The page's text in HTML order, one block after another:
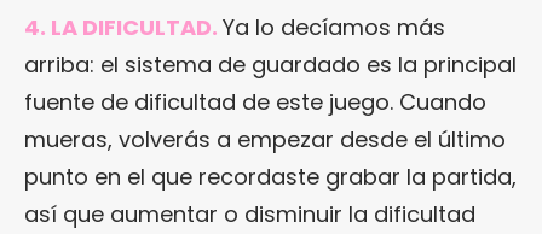
4. LA DIFICULTAD. Ya lo decíamos más
arriba: el sistema de guardado es la principal
fuente de dificultad de este juego. Cuando
mueras, volverás a empezar desde el último
punto en el que recordaste grabar la partida,
así que aumentar o disminuir la dificultad